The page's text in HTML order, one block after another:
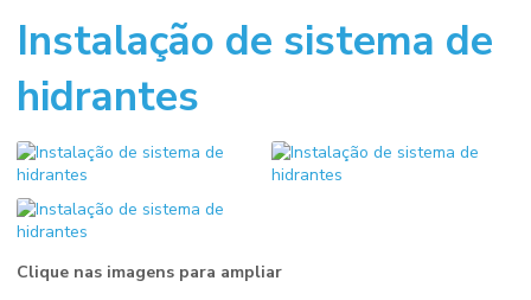
Instalação de sistema de
hidrantes
Clique nas imagens para ampliar